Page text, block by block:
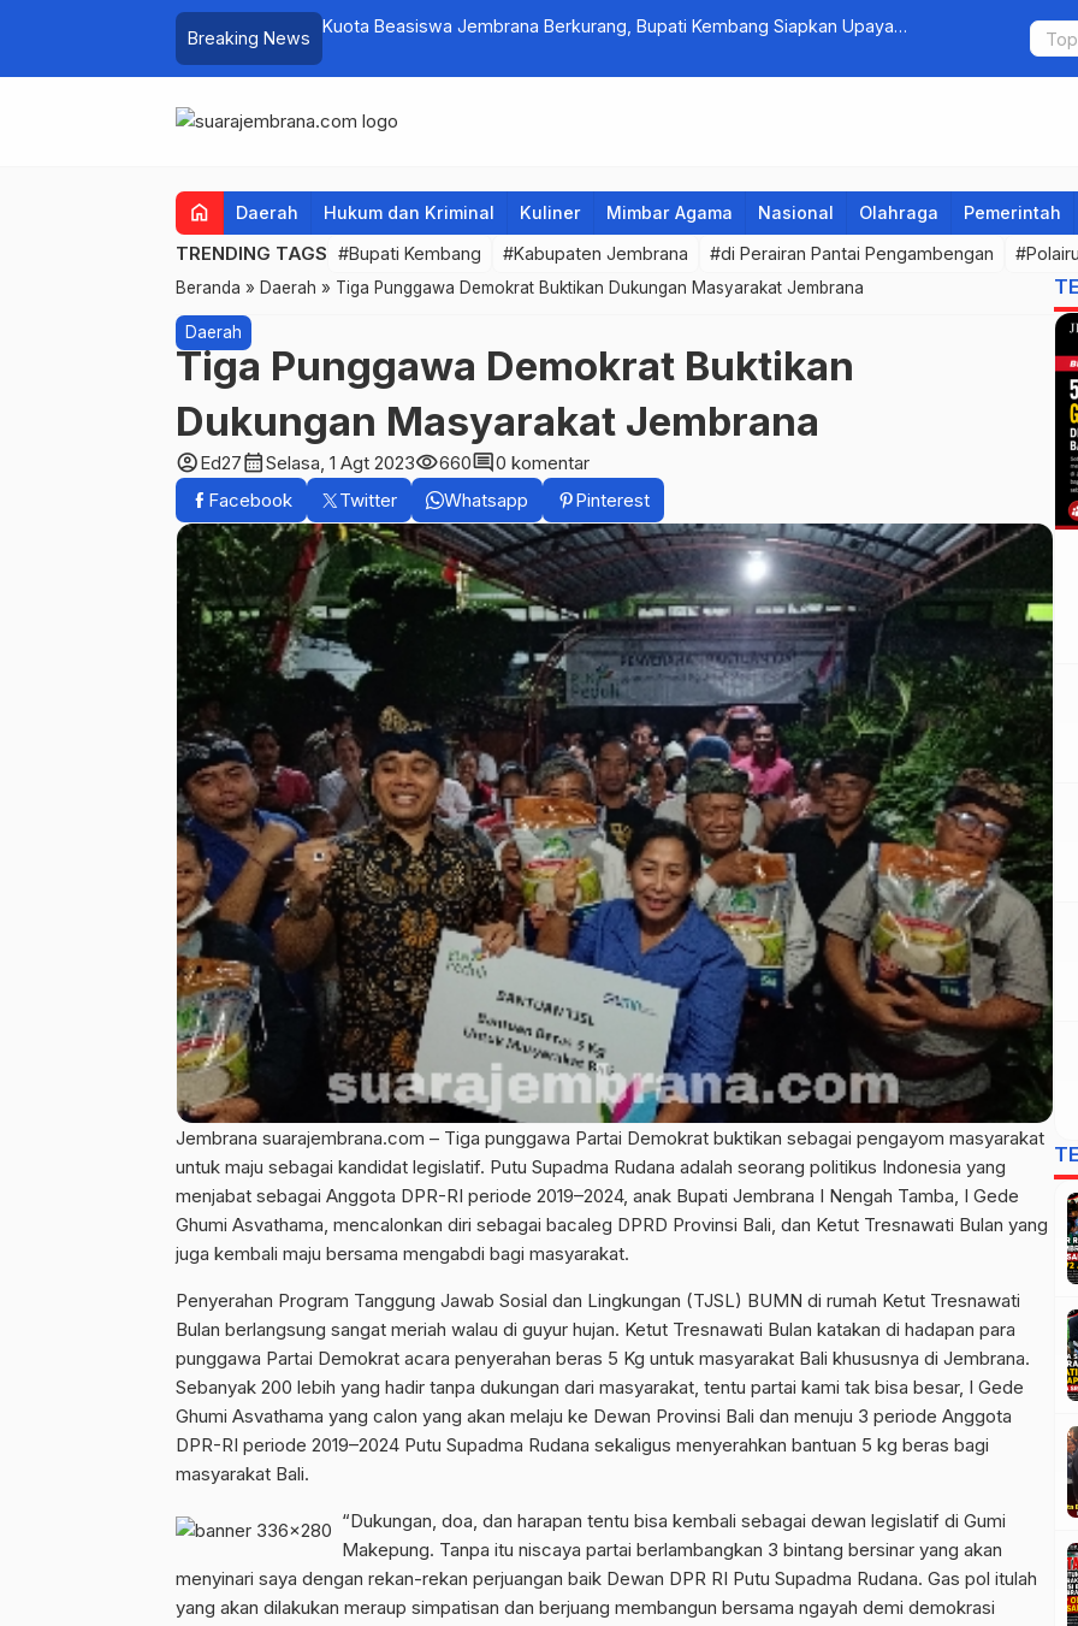
Breaking News
Kuota Beasiswa Jembrana Berkurang, Bupati Kembang Siapkan Upaya
Fantastis!
Omzet
home Daerah Hukum dan Kriminal Kuliner Mimbar Agama Nasional Olahraga Pemerintah
TRENDING TAGS #Bupati Kembang #Kabupaten Jembrana #di Perairan Pantai Pengambengan
Beranda » Daerah » Tiga Punggawa Demokrat Buktikan Dukungan Masyarakat Jembrana
Daerah
Tiga Punggawa Demokrat Buktikan
Dukungan Masyarakat Jembrana
account_circleEd27calendar_monthSelasa, 1 Agt 2023visibility660comment0 komentar
Facebook
Twitter Whatsapp Pinterest
Jembrana suarajembrana.com – Tiga punggawa Partai Demokrat buktikan sebagai pengayom masyarakat
untuk maju sebagai kandidat legislatif. Putu Supadma Rudana adalah seorang politikus Indonesia yang
menjabat sebagai Anggota DPR-RI periode 2019–2024, anak Bupati Jembrana I Nengah Tamba, I Gede
Ghumi Asvathama, mencalonkan diri sebagai bacaleg DPRD Provinsi Bali, dan Ketut Tresnawati Bulan yang
juga kembali maju bersama mengabdi bagi masyarakat.
Penyerahan Program Tanggung Jawab Sosial dan Lingkungan (TJSL) BUMN di rumah Ketut Tresnawati
Bulan berlangsung sangat meriah walau di guyur hujan. Ketut Tresnawati Bulan katakan di hadapan para
punggawa Partai Demokrat acara penyerahan beras 5 Kg untuk masyarakat Bali khususnya di Jembrana.
Sebanyak 200 lebih yang hadir tanpa dukungan dari masyarakat, tentu partai kami tak bisa besar, I Gede
Ghumi Asvathama yang calon yang akan melaju ke Dewan Provinsi Bali dan menuju 3 periode Anggota
DPR-RI periode 2019–2024 Putu Supadma Rudana sekaligus menyerahkan bantuan 5 kg beras bagi
masyarakat Bali.
“Dukungan, doa, dan harapan tentu bisa kembali sebagai dewan legislatif di Gumi
Makepung. Tanpa itu niscaya partai berlambangkan 3 bintang bersinar yang akan
menyinari saya dengan rekan-rekan perjuangan baik Dewan DPR RI Putu Supadma Rudana. Gas pol itulah
yang akan dilakukan meraup simpatisan dan berjuang membangun bersama ngayah demi demokrasi